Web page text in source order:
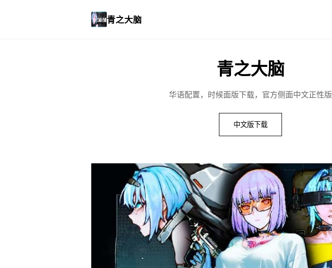
青之大脑
青之大脑
华语配置，时候面版下载，官方侧面中文正性版
中文版下载